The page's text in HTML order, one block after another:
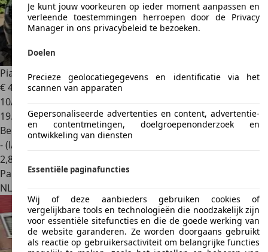
Piaggio MP3 300Sport
€ 4.200
10/2019
19.300 km
Benzine
- (l/100 km)
2,8
Particulier
NL 1182
Je kunt jouw voorkeuren op ieder moment aanpassen en
verleende toestemmingen herroepen door de Privacy
Manager in ons privacybeleid te bezoeken.
Doelen
Precieze geolocatiegegevens en identificatie via het
scannen van apparaten
Gepersonaliseerde advertenties en content, advertentie-
en contentmetingen, doelgroepenonderzoek en
ontwikkeling van diensten
Essentiële paginafuncties
Wij of deze aanbieders gebruiken cookies of
vergelijkbare tools en technologieën die noodzakelijk zijn
voor essentiële sitefuncties en die de goede werking van
de website garanderen. Ze worden doorgaans gebruikt
als reactie op gebruikersactiviteit om belangrijke functies